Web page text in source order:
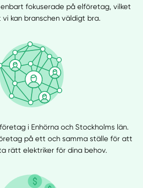
enbart fokuserade på elföretag, vilket
kan branschen väldigt bra.
i Enhörna och Stockholms län.
på ett och samma ställe för att
rätt elektriker för dina behov.